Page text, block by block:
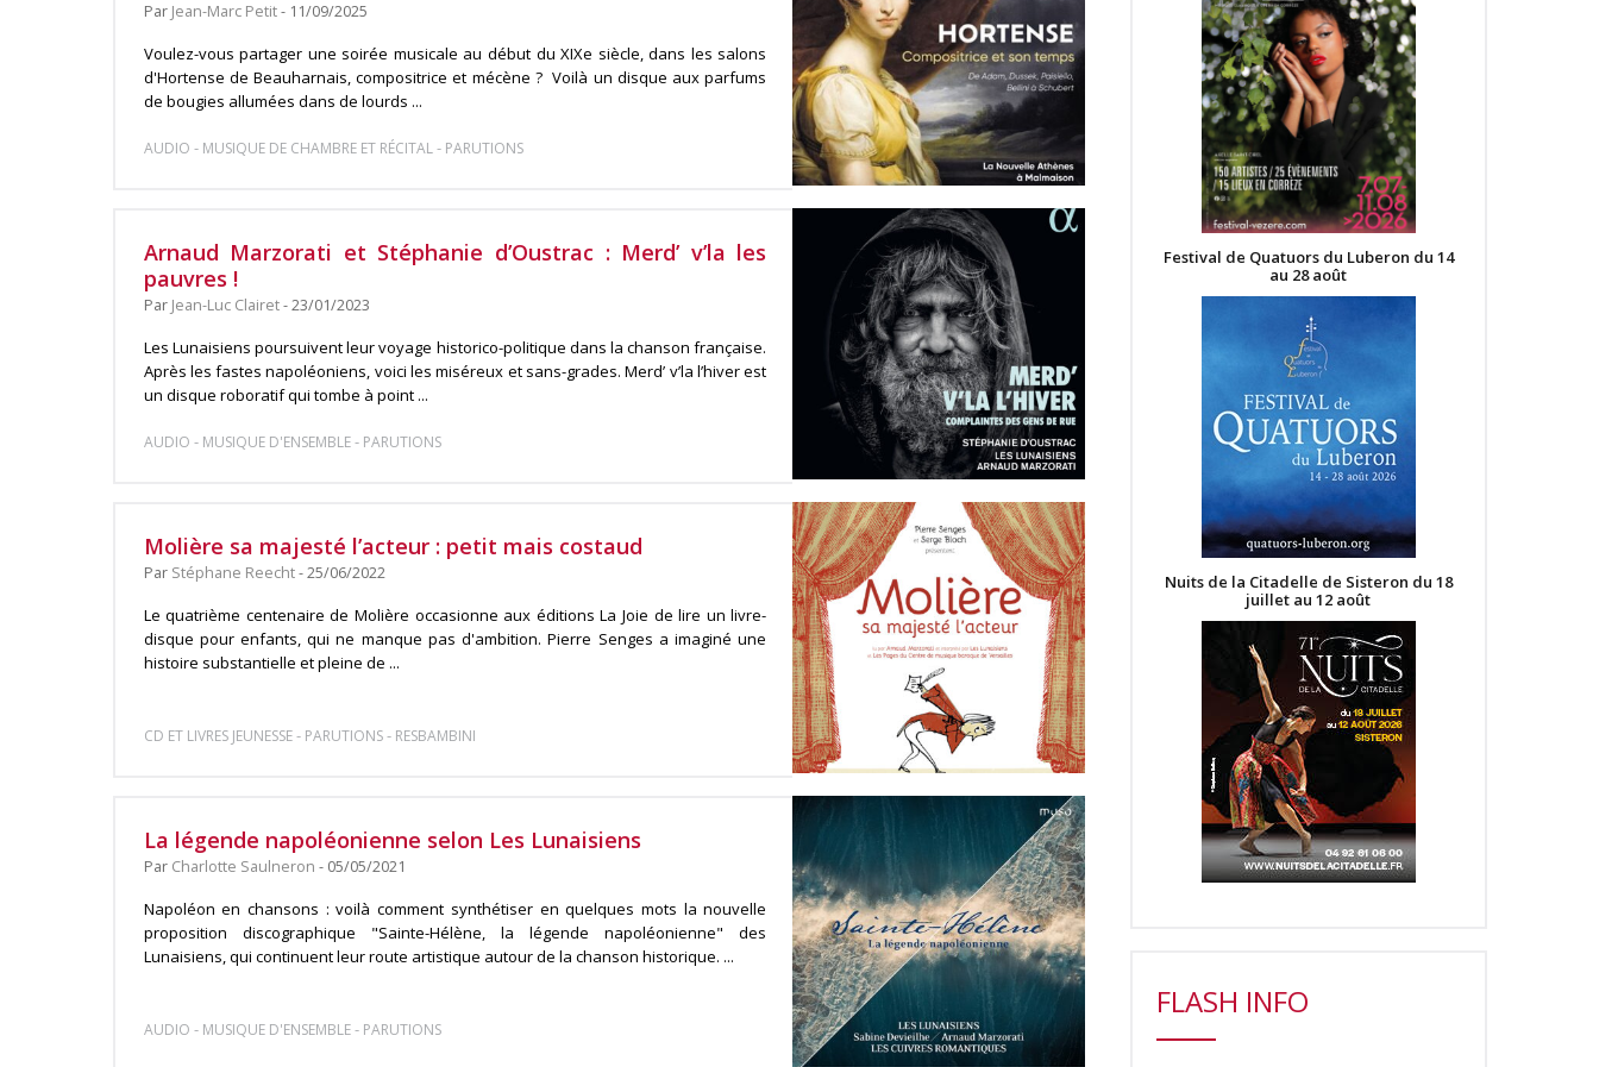
Par Jean-Marc Petit- 11/09/2025
Voulez-vous partager une soirée musicale au début du XIXe siècle, dans les salons
d'Hortense de Beauharnais, compositrice et mécène ? Voilà un disque aux parfums
de bougies allumées dans de lourds ...
AUDIO - MUSIQUE DE CHAMBRE ET RÉCITAL- PARUTIONS
Arnaud Marzorati et Stéphanie d’Oustrac : Merd’ v’la les
pauvres !
Par Jean-Luc Clairet- 23/01/2023
Les Lunaisiens poursuivent leur voyage historico-politique dans la chanson française.
Après les fastes napoléoniens, voici les miséreux et sans-grades. Merd’ v’la l’hiver est
un disque roboratif qui tombe à point ...
AUDIO - MUSIQUE D'ENSEMBLE- PARUTIONS
Molière sa majesté l’acteur : petit mais costaud
Par Stéphane Reecht- 25/06/2022
Le quatrième centenaire de Molière occasionne aux éditions La Joie de lire un livre-
disque pour enfants, qui ne manque pas d'ambition. Pierre Senges a imaginé une
histoire substantielle et pleine de ...
CD ET LIVRES JEUNESSE- PARUTIONS- RESBAMBINI
La légende napoléonienne selon Les Lunaisiens
Par Charlotte Saulneron - 05/05/2021
Napoléon en chansons : voilà comment synthétiser en quelques mots la nouvelle
proposition discographique "Sainte-Hélène, la légende napoléonienne" des
Lunaisiens, qui continuent leur route artistique autour de la chanson historique. ...
AUDIO - MUSIQUE D'ENSEMBLE- PARUTIONS
Festival de Quatuors du Luberon du 14
au 28 août
Nuits de la Citadelle de Sisteron du 18
juillet au 12 août
FLASH INFO